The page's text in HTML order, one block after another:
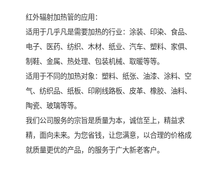
红外辐射加热管的应用：
适用于几乎凡是需要加热的行业：涂装、印染、食品、
电子、医药、纺织、木材、纸业、汽车、塑料、家俱、
制鞋、金属、热处理、包装机械、取暖等等。
适用于不同的加热对象：塑料、纸张、油漆、涂料、空
气、纺织品、纸板、印刷线路板、皮革、橡胶、油料、
陶瓷、玻璃等等。
我们公司服务的宗旨是质量为本，诚信至上，精益求
精，面向未来。为您省钱，让您满意，以合理的价格成
就质量更优的产品，的服务于广大新老客户。